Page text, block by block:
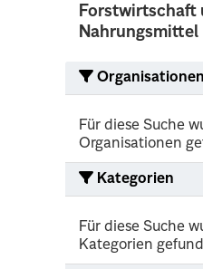
Forstwirtschaft
Nahrungsmittel
Organisationen
Für diese Suche
Organisationen
Kategorien
Für diese Suche
Kategorien